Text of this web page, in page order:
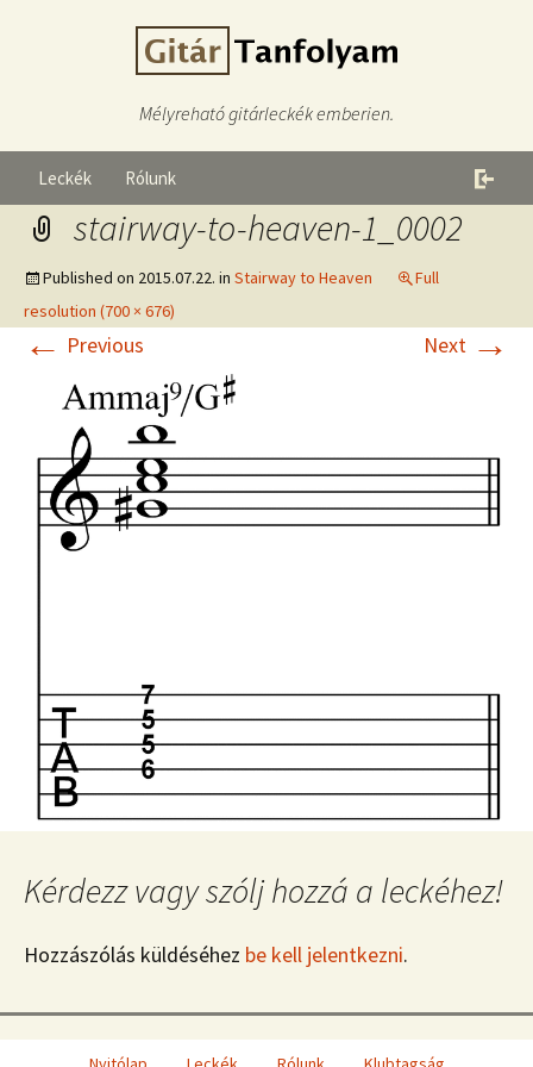
Mélyreható gitárleckék emberien.
Leckék Rólunk
stairway-to-heaven-1_0002
Published on 2015.07.22. in Stairway to Heaven
Full
resolution (700 × 676)
← Previous Next →
Kérdezz vagy szólj hozzá a leckéhez!
Hozzászólás küldéséhez be kell jelentkezni.